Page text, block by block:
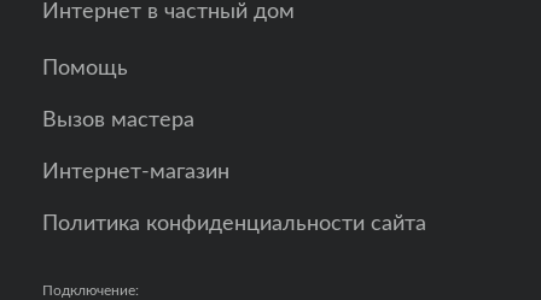
Интернет в частный дом
Помощь
Вызов мастера
Интернет-магазин
Политика конфиденциальности сайта
Подключение: